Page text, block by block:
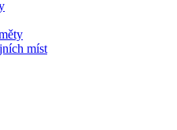
míst